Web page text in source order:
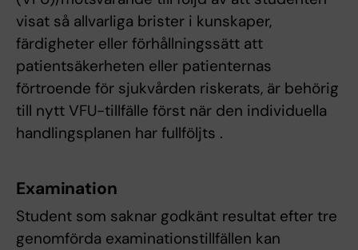
visat så allvarliga brister i kunskaper,
färdigheter eller förhållningssätt att
patientsäkerheten eller patienternas
förtroende för sjukvården riskerats, är behörig
till nytt VFU-tillfälle först när den individuella
handlingsplanen har fullföljts .
Examination
Student som saknar godkänt resultat efter tre
genomförda examinationstillfällen kan